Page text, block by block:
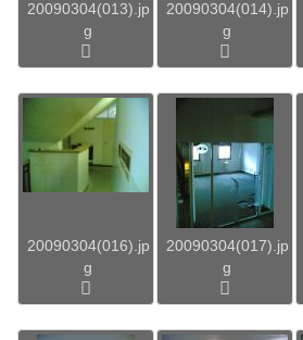
20090304(013).jp
g
20090304(014).jp
g
20090304(016).jp
g
20090304(017).jp
g